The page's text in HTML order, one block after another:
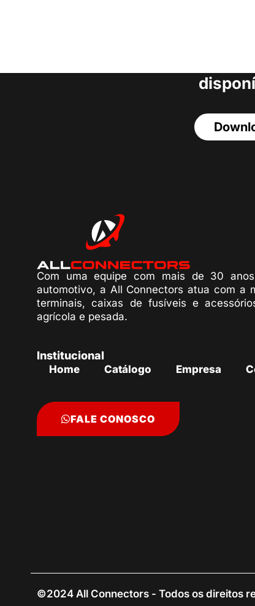
Com uma equipe com mais de 30
automotivo, a All Connectors atua com a
terminais, caixas de fusíveis e
agrícola e pesada.
Institucional
Home Catálogo Empresa
FALE CONOSCO
©2024 All Connectors - Todos os direitos